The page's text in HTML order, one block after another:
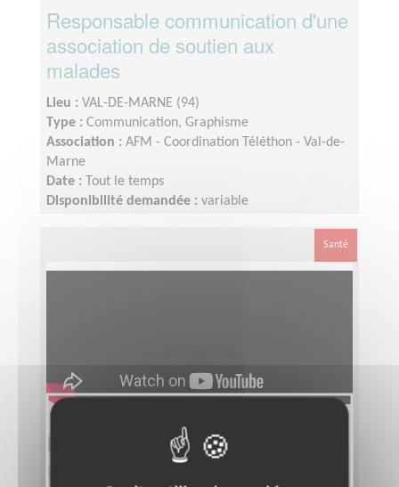
Responsable communication d'une
association de soutien aux
malades
Lieu : VAL-DE-MARNE (94)
Type : Communication, Graphisme
Association : AFM - Coordination Téléthon - Val-de-
Marne
Date :
Tout le temps
Disponibilité demandée : variable
Santé
Equipier Régional Pôle Formation
pour le Téléthon